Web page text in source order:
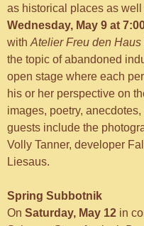
as historical places as
Wednesday, May 9 at
with Atelier Freu den Haus
the topic of abandoned
open stage where each
his or her perspective on
images, poetry,
guests include the
Volly Tanner, developer
Liesaus.
Spring Subbotnik
On Saturday, May 12 in